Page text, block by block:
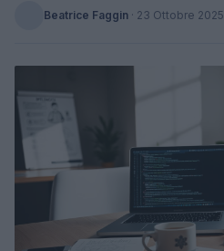
Beatrice Faggin · 23 Ottobre 2025